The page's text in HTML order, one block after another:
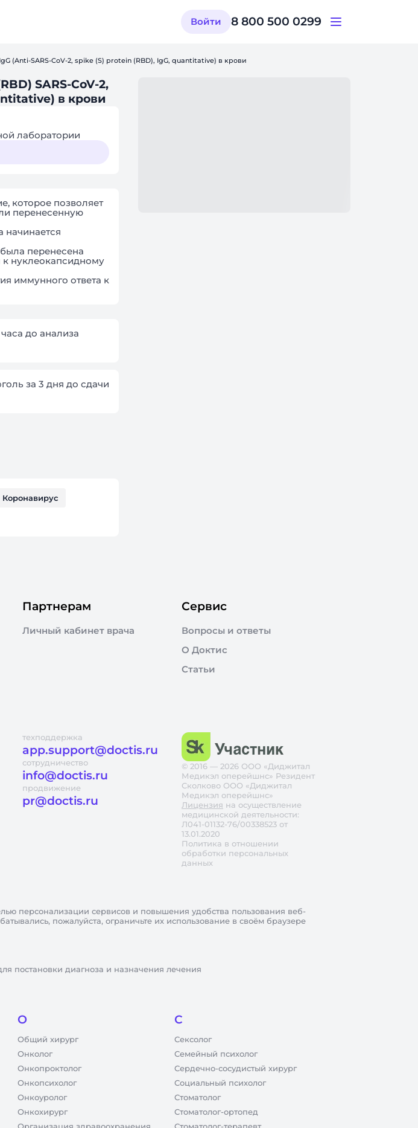
Войти 8 800 500 0299
(Anti-SARS-CoV-2, spike (S) protein (RBD), IgG, quantitative) в крови
SARS-CoV-2,
в крови
лаборатории
которое позволяет
перенесенную
начинается
перенесена
к нуклеокапсидному
иммунного ответа к
до анализа
за 3 дня до сдачи
Коронавирус
Партнерам
Личный кабинет врача
Сервис
Вопросы и ответы
О Доктис
Статьи
техподдержка
app.support@doctis.ru
сотрудничество
info@doctis.ru
продвижение
pr@doctis.ru
© 2016 — 2026 ООО «Диджитал
Медикэл оперейшнс» Резидент
Сколково ООО «Диджитал
Медикэл оперейшнс»
Лицензия на осуществление
медицинской деятельности:
Л041-01132-76/00338523 от
13.01.2020
Политика в отношении
обработки персональных
данных
персонализации сервисов и повышения удобства пользования веб-
пожалуйста, ограничьте их использование в своём браузере
постановки диагноза и назначения лечения
О
Общий хирург
Онколог
Онкопроктолог
Онкопсихолог
Онкоуролог
Онкохирург
С
Сексолог
Семейный психолог
Сердечно-сосудистый хирург
Социальный психолог
Стоматолог
Стоматолог-ортопед